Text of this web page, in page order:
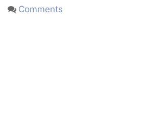
Comments